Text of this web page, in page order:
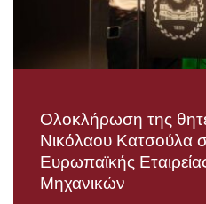
Ολοκλήρωση της
Νικόλαου Κατσούλα
Ευρωπαϊκής
Μηχανικών